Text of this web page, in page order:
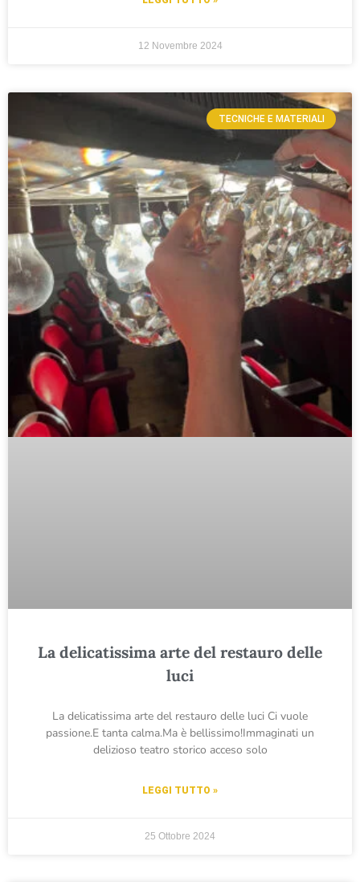
12 Novembre 2024
TECNICHE E MATERIALI
La delicatissima arte del restauro delle
luci
La delicatissima arte del restauro delle luci Ci vuole
passione.E tanta calma.Ma è bellissimo!Immaginati un
delizioso teatro storico acceso solo
LEGGI TUTTO »
25 Ottobre 2024